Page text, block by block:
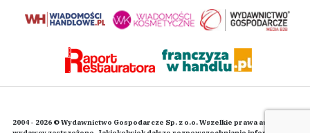
2004 - 2026 © Wydawnictwo Gospodarcze Sp. z o.o. Wszelkie prawa autorskie